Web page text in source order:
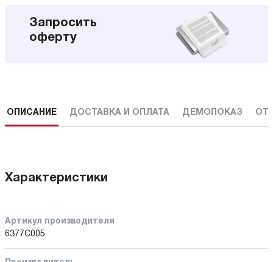
Запросить
оферту
ОПИСАНИЕ ДОСТАВКА И ОПЛАТА ДЕМОПОКАЗ
Характеристики
Артикул производителя
6377C005